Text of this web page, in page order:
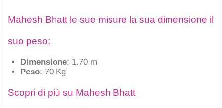
Mahesh Bhatt le sue misure la sua dimensione il
suo peso:
Dimensione: 1.70 m
Peso: 70 Kg
Scopri di più su Mahesh Bhatt